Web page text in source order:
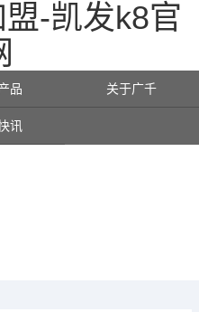
-凯发k8官
品 关于广千
讯